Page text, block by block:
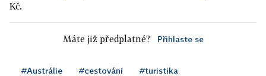
Kč.
Máte již předplatné? Přihlaste se
#Austrálie #cestování #turistika